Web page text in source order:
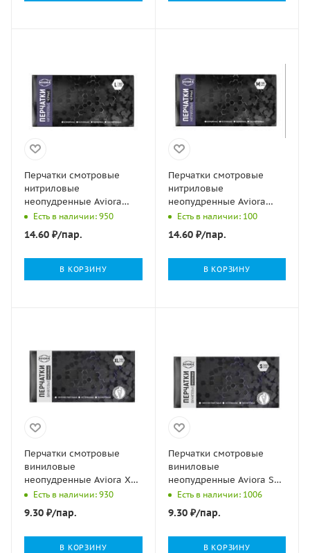
Перчатки смотровые
нитриловые
неопудренные Aviora
черные L 4гр 50/500
Есть в наличии: 950
14.60 ₽/пар.
В КОРЗИНУ
Перчатки смотровые
нитриловые
неопудренные Aviora
черные M 4гр 50/500
Есть в наличии: 100
14.60₽/пар.
В КОРЗИНУ
Перчатки смотровые
виниловые
неопудренные Aviora XL
4,5гр 50/500
Есть в наличии: 930
9.30 ₽/пар.
В КОРЗИНУ
Перчатки смотровые
виниловые
неопудренные Aviora S
4,5гр 50/500
Есть в наличии: 1006
9.30₽/пар.
В КОРЗИНУ